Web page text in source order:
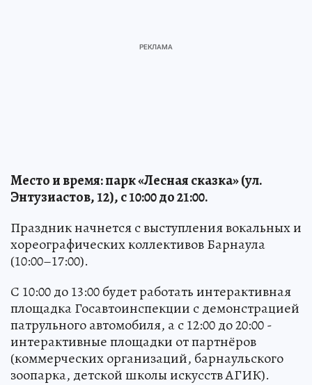
Место и время: парк «Лесная сказка» (ул.
Энтузиастов, 12), с 10:00 до 21:00.
Праздник начнется с выступления вокальных и
хореографических коллективов Барнаула
(10:00–17:00).
С 10:00 до 13:00 будет работать интерактивная
площадка Госавтоинспекции с демонстрацией
патрульного автомобиля, а с 12:00 до 20:00 -
интерактивные площадки от партнёров
(коммерческих организаций, барнаульского
зоопарка, детской школы искусств АГИК).